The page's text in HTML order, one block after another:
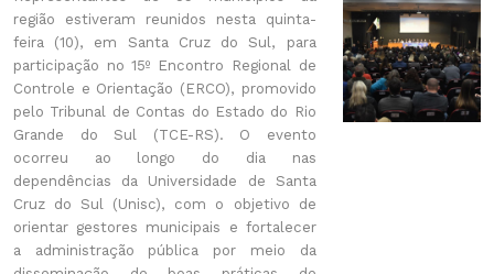
região estiveram reunidos nesta quinta-
feira (10), em Santa Cruz do Sul, para
participação no 15º Encontro Regional de
Controle e Orientação (ERCO), promovido
pelo Tribunal de Contas do Estado do Rio
Grande do Sul (TCE-RS). O evento
ocorreu ao longo do dia nas
dependências da Universidade de Santa
Cruz do Sul (Unisc), com o objetivo de
orientar gestores municipais e fortalecer
a administração pública por meio da